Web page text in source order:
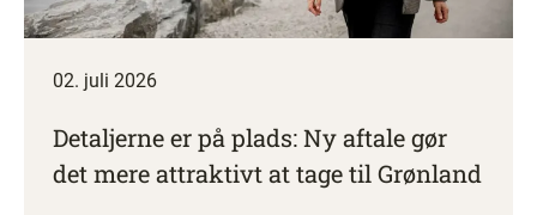
02. juli 2026
Detaljerne er på plads: Ny aftale gør
det mere attraktivt at tage til Grønland